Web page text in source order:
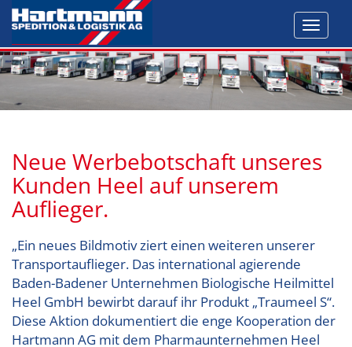
Neue Werbebotschaft unseres
Kunden Heel auf unserem
Auflieger.
„Ein neues Bildmotiv ziert einen weiteren unserer
Transportauflieger. Das international agierende
Baden-Badener Unternehmen Biologische Heilmittel
Heel GmbH bewirbt darauf ihr Produkt „Traumeel S“.
Diese Aktion dokumentiert die enge Kooperation der
Hartmann AG mit dem Pharmaunternehmen Heel